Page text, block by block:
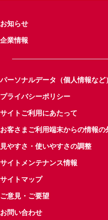
お知らせ
企業情報
パーソナルデータ（個人情報など
プライバシーポリシー
サイトご利用にあたって
お客さまご利用端末からの情報の
見やすさ・使いやすさの調整
サイトメンテナンス情報
サイトマップ
ご意見・ご要望
お問い合わせ